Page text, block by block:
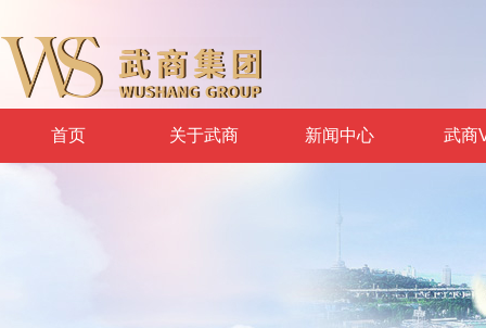
首页 关于武商 新闻中心 武商